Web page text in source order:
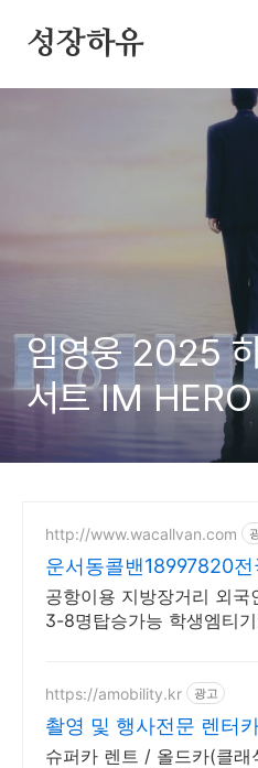
성장하유
임영웅 2025
서트 IM
시작 전국투어
http://www.wacallvan.com
운서동콜밴18997820전
공항이용 지방장거리 외국
3-8명탑승가능 학생엠티
https://amobility.kr 광고
촬영 및 행사전문 렌터
광고 / MV 촬영
슈퍼카 렌트 / 올드카(클래